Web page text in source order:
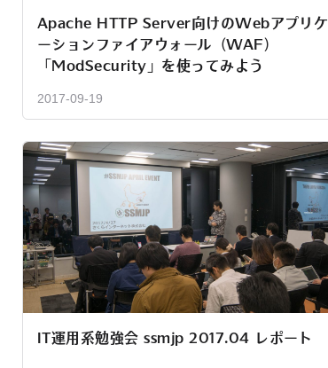
Apache HTTP Server向けのWebアプリケ
ーションファイアウォール（WAF）
「ModSecurity」を使ってみよう
2017-09-19
IT運用系勉強会 ssmjp 2017.04 レポート